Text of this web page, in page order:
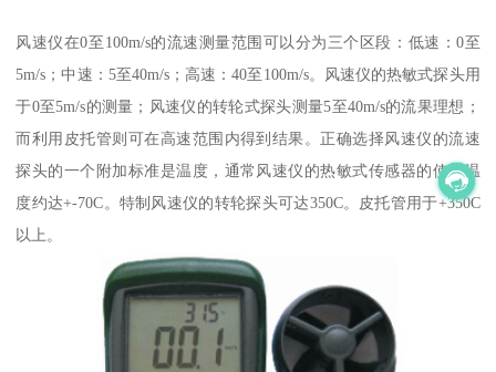
风速仪在0至100m/s的流速测量范围可以分为三个区段：低速：0至
5m/s；中速：5至40m/s；高速：40至100m/s。风速仪的热敏式探头用
于0至5m/s的测量；风速仪的转轮式探头测量5至40m/s的流果理想；
而利用皮托管则可在高速范围内得到结果。正确选择风速仪的流速
探头的一个附加标准是温度，通常风速仪的热敏式传感器的使用温
度约达+-70C。特制风速仪的转轮探头可达350C。皮托管用于+350C
以上。